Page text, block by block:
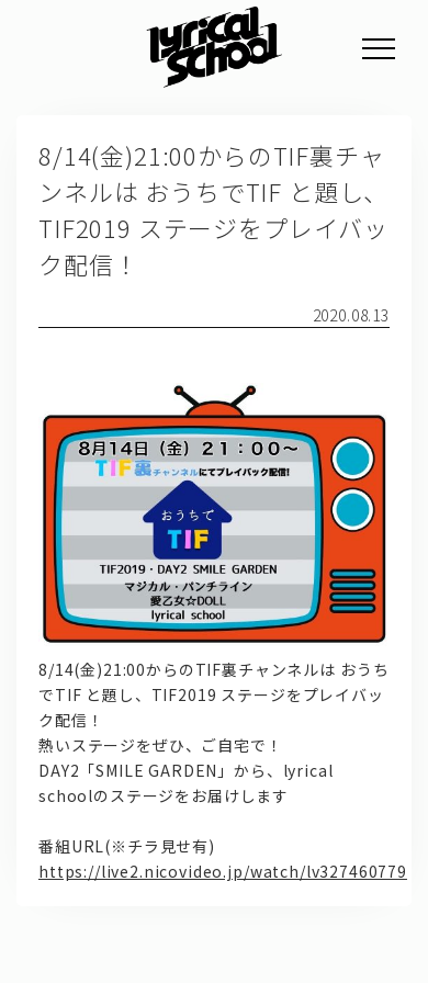
8/14(金)21:00からのTIF裏チャ
ンネルは おうちでTIF と題し、
TIF2019 ステージをプレイバッ
ク配信！
2020.08.13
8/14(金)21:00からのTIF裏チャンネルは おうち
でTIF と題し、 TIF2019 ステージをプレイバッ
ク配信！
熱いステージをぜひ、ご自宅で！
DAY2「SMILE GARDEN」から、lyrical
schoolのステージをお届けします
番組URL(※チラ見せ有)
https://live2.nicovideo.jp/watch/lv327460779
PROFILE
SCHEDULE
TICKET
問い合わせ, 取材,出演依頼
lyrical school official web shop